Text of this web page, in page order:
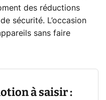
des réductions
sécurité. L’occasion
sans faire
à saisir :